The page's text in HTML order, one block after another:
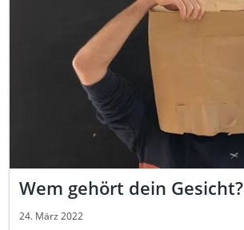
Wem gehört dein Gesicht?
24. März 2022